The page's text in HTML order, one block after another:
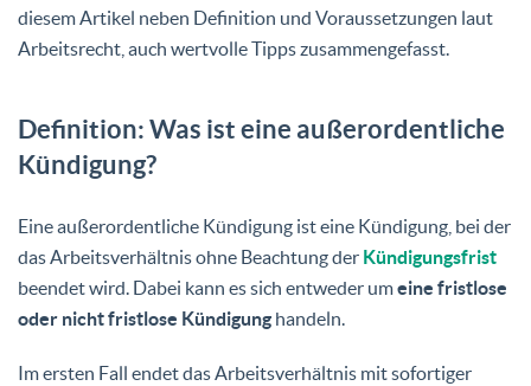
diesem Artikel neben Definition und Voraussetzungen laut
Arbeitsrecht, auch wertvolle Tipps zusammengefasst.
Definition: Was ist eine außerordentliche
Kündigung?
Eine außerordentliche Kündigung ist eine Kündigung, bei der
das Arbeitsverhältnis ohne Beachtung der Kündigungsfrist
beendet wird. Dabei kann es sich entweder umeine fristlose
oder nicht fristlose Kündigung handeln.
Im ersten Fall endet das Arbeitsverhältnis mit sofortiger